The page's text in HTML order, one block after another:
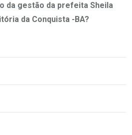
da gestão da prefeita Sheila
da Conquista -BA?